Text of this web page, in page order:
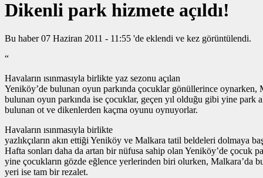
Dikenli park hizmete açıldı!
Bu haber 07 Haziran 2011 - 11:55 'de eklendi ve kez görüntülendi.
“
Havaların ısınmasıyla birlikte yaz sezonu açılan
Yeniköy’de bulunan oyun parkında çocuklar gönüllerince oynarken,
bulunan oyun parkında ise çocuklar, geçen yıl olduğu gibi yine park
bulunan ot ve dikenlerden kaçma oyunu oynuyorlar.
Havaların ısınmasıyla birlikte
yazlıkçıların akın ettiği Yeniköy ve Malkara tatil beldeleri dolmaya
Hafta sonları daha da artan bir nüfusa sahip olan Yeniköy’de çocuk
yine çocukların gözde eğlence yerlerinden biri olurken, Malkara’da
yeri ise tam bir rezalet.